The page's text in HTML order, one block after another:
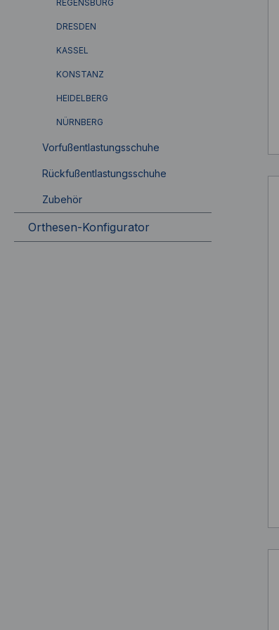
REGENSBURG
DRESDEN
KASSEL
KONSTANZ
HEIDELBERG
NÜRNBERG
Vorfußentlastungsschuhe
Rückfußentlastungsschuhe
Zubehör
Orthesen-Konfigurator